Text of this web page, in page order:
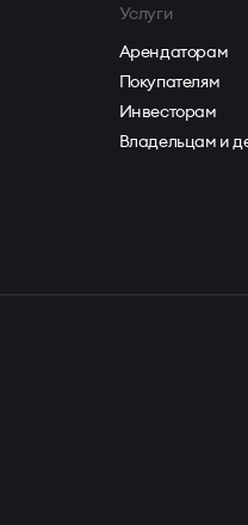
Услуги
Арендаторам
Покупателям
Инвесторам
Владельцам и